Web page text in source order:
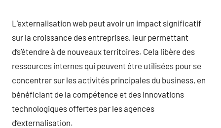
L’externalisation web peut avoir un impact significatif
sur la croissance des entreprises, leur permettant
d’s’étendre à de nouveaux territoires. Cela libère des
ressources internes qui peuvent être utilisées pour se
concentrer sur les activités principales du business, en
bénéficiant de la compétence et des innovations
technologiques offertes par les agences
d’externalisation.